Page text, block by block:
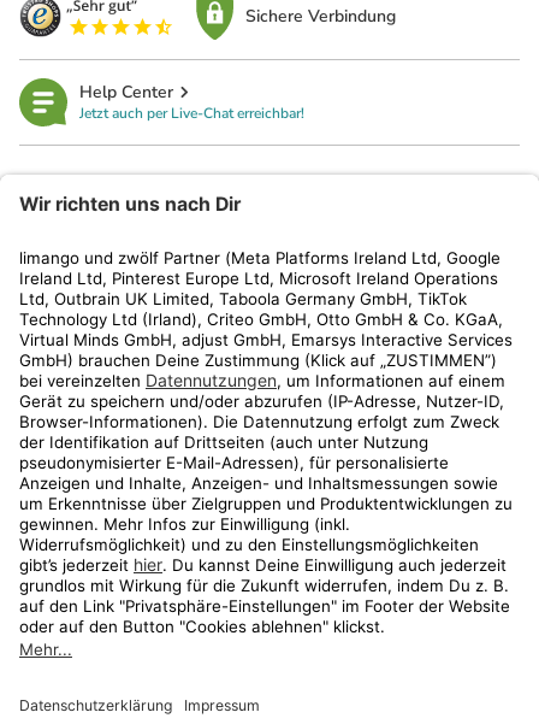
Sichere Verbindung
Help Center
Jetzt auch per Live-Chat erreichbar!
Kundenservice
Shop
Aktionen
Travel